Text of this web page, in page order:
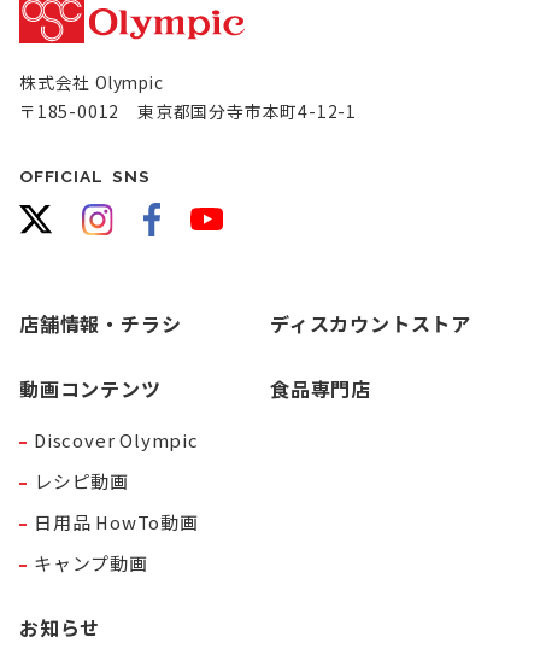
株式会社 Olympic
〒185-0012 東京都国分寺市本町4-12-1
OFFICIAL SNS
店舗情報・チラシ
動画コンテンツ
Discover Olympic
レシピ動画
日用品 HowTo動画
キャンプ動画
お知らせ
ディスカウントストア
食品専門店